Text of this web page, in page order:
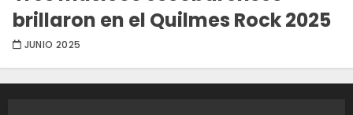
brillaron en el Quilmes Rock 2025
JUNIO 2025